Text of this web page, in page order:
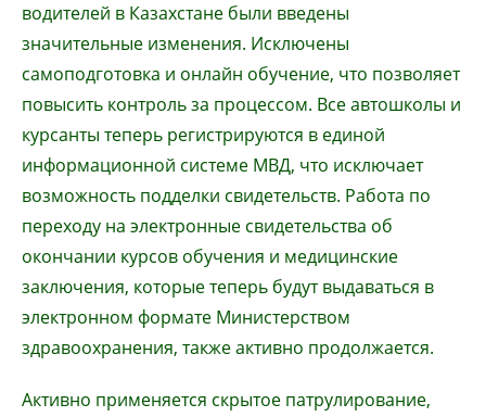
водителей в Казахстане были введены
значительные изменения. Исключены
самоподготовка и онлайн обучение, что позволяет
повысить контроль за процессом. Все автошколы и
курсанты теперь регистрируются в единой
информационной системе МВД, что исключает
возможность подделки свидетельств. Работа по
переходу на электронные свидетельства об
окончании курсов обучения и медицинские
заключения, которые теперь будут выдаваться в
электронном формате Министерством
здравоохранения, также активно продолжается.
Активно применяется скрытое патрулирование,